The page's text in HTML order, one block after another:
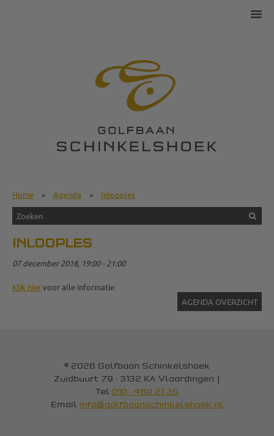
Home » Agenda » Inlooples
INLOOPLES
07 december 2018, 19:00 - 21:00
Klik hiervoor alle informatie
AGENDA OVERZICHT
© 2026 Golfbaan Schinkelshoek
Zuidbuurt 79 - 3132 KA Vlaardingen |
Tel 010 - 460 21 39
Email info@golfbaanschinkelshoek.nl